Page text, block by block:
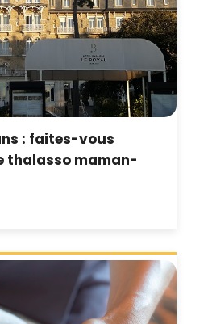
: faites-vous
thalasso maman-